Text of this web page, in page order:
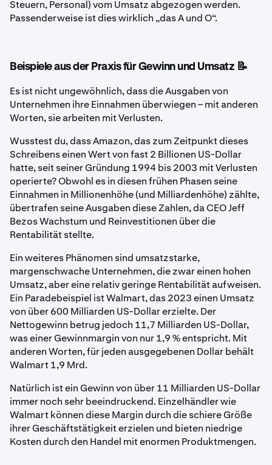
Steuern, Personal) vom Umsatz abgezogen werden.
Passenderweise ist dies wirklich „das A und O“.
Beispiele aus der Praxis für Gewinn und Umsatz 📝
Es ist nicht ungewöhnlich, dass die Ausgaben von
Unternehmen ihre Einnahmen überwiegen – mit anderen
Worten, sie arbeiten mit Verlusten.
Wusstest du, dass Amazon, das zum Zeitpunkt dieses
Schreibens einen Wert von fast 2 Billionen US-Dollar
hatte, seit seiner Gründung 1994 bis 2003 mit Verlusten
operierte? Obwohl es in diesen frühen Phasen seine
Einnahmen in Millionenhöhe (und Milliardenhöhe) zählte,
übertrafen seine Ausgaben diese Zahlen, da CEO Jeff
Bezos Wachstum und Reinvestitionen über die
Rentabilität stellte.
Ein weiteres Phänomen sind umsatzstarke,
margenschwache Unternehmen, die zwar einen hohen
Umsatz, aber eine relativ geringe Rentabilität aufweisen.
Ein Paradebeispiel ist Walmart, das 2023 einen Umsatz
von über 600 Milliarden US-Dollar erzielte. Der
Nettogewinn betrug jedoch 11,7 Milliarden US-Dollar,
was einer Gewinnmargin von nur 1,9 % entspricht. Mit
anderen Worten, für jeden ausgegebenen Dollar behält
Walmart 1,9 Mrd.
Natürlich ist ein Gewinn von über 11 Milliarden US-Dollar
immer noch sehr beeindruckend. Einzelhändler wie
Walmart können diese Margin durch die schiere Größe
ihrer Geschäftstätigkeit erzielen und bieten niedrige
Kosten durch den Handel mit enormen Produktmengen.